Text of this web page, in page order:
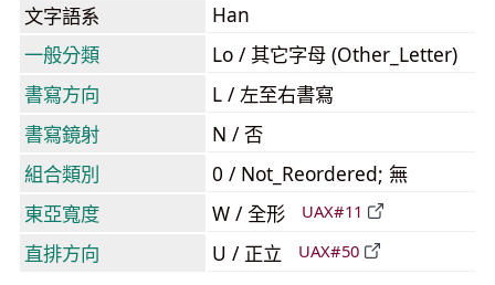
文字語系
Han
一般分類
Lo / 其它字母 (Other_Letter)
書寫方向
L / 左至右書寫
書寫鏡射
N / 否
組合類別
0 / Not_Reordered; 無
東亞寬度
W / 全形 UAX#11
直排方向 U / 正立 UAX#50